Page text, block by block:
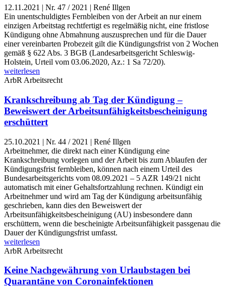
12.11.2021 | Nr. 47 / 2021 | René Illgen
Ein unentschuldigtes Fernbleiben von der Arbeit an nur einem
einzigen Arbeitstag rechtfertigt es regelmäßig nicht, eine fristlose
Kündigung ohne Abmahnung auszusprechen und für die Dauer
einer vereinbarten Probezeit gilt die Kündigungsfrist von 2 Wochen
gemäß § 622 Abs. 3 BGB (Landesarbeitsgericht Schleswig-
Holstein, Urteil vom 03.06.2020, Az.: 1 Sa 72/20).
weiterlesen
ArbR Arbeitsrecht
Krankschreibung ab Tag der Kündigung –
Beweiswert der Arbeitsunfähigkeitsbescheinigung
erschüttert
25.10.2021 | Nr. 44 / 2021 | René Illgen
Arbeitnehmer, die direkt nach einer Kündigung eine
Krankschreibung vorlegen und der Arbeit bis zum Ablaufen der
Kündigungsfrist fernbleiben, können nach einem Urteil des
Bundesarbeitsgerichts vom 08.09.2021 – 5 AZR 149/21 nicht
automatisch mit einer Gehaltsfortzahlung rechnen. Kündigt ein
Arbeitnehmer und wird am Tag der Kündigung arbeitsunfähig
geschrieben, kann dies den Beweiswert der
Arbeitsunfähigkeitsbescheinigung (AU) insbesondere dann
erschüttern, wenn die bescheinigte Arbeitsunfähigkeit passgenau die
Dauer der Kündigungsfrist umfasst.
weiterlesen
ArbR Arbeitsrecht
Keine Nachgewährung von Urlaubstagen bei
Quarantäne von Coronainfektionen